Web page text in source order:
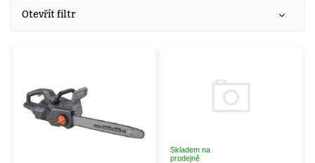
a
e
n
Otevřít filtr
Skladem na
prodejně